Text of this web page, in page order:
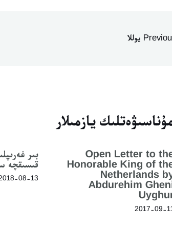
يازمىلار
Open Letter to
Honorable King of
Netherlands
Abdurehim
2017-09-
بىر
قىسىقچە
08-13